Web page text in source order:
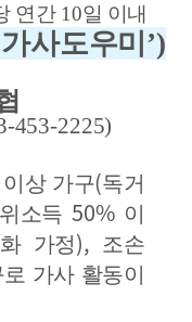
연간 10일 이내
가사도우미 ’)
453-2225)
상 가구(독거
소득 50% 이
가정), 조손
가사 활동이